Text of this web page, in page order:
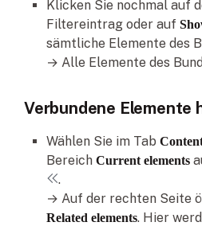
Klicken Sie nochmal auf
Filtereintrag oder auf
sämtliche Elemente des
→ Alle Elemente des
Verbundene Elemente
Wählen Sie im Tab
Bereich Current elements
.
→ Auf der rechten Seite
Related elements. Hier